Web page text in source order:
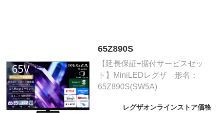
65Z890S
【延長保証+据付サービスセッ
ト】MiniLEDレグザ 形名：
65Z890S(SW5A)
レグザオンラインストア価格